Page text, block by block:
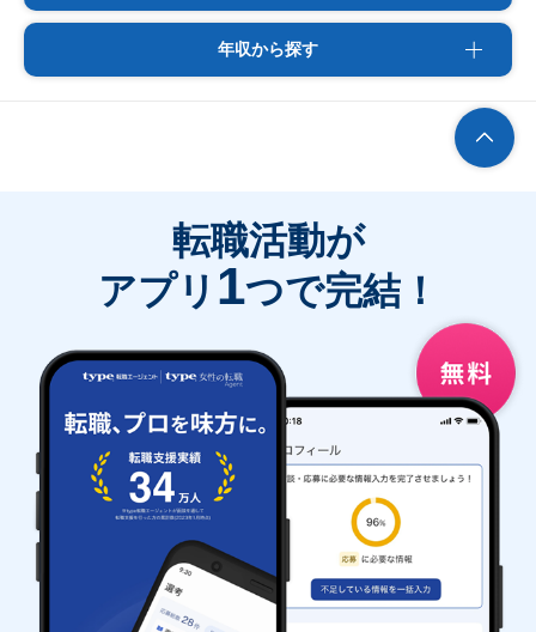
年収から探す
転職活動が
アプリ 1つで完結！